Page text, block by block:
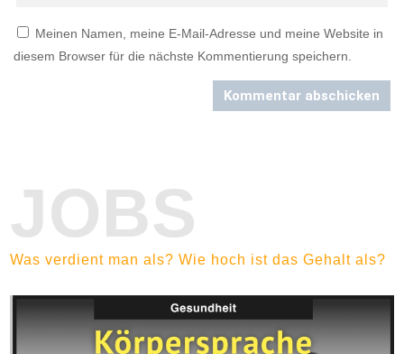
Meinen Namen, meine E-Mail-Adresse und meine Website in
diesem Browser für die nächste Kommentierung speichern.
Kommentar abschicken
JOBS
Was verdient man als? Wie hoch ist das Gehalt als?